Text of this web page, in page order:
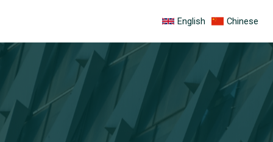
容
English Chinese